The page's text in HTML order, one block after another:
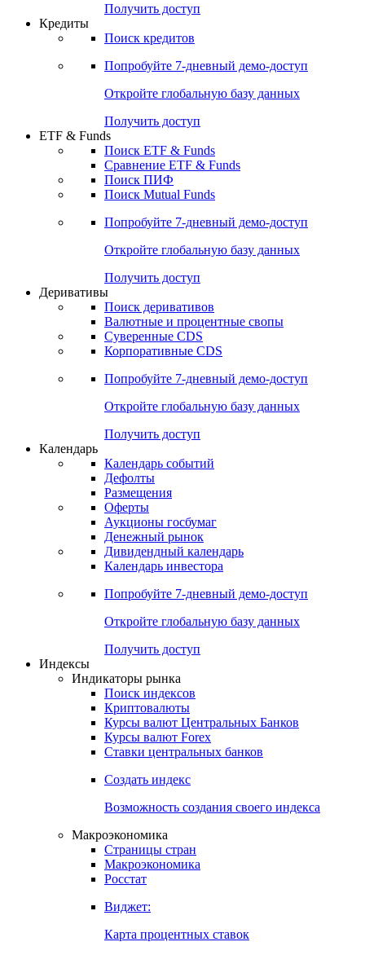
Получить доступ
Кредиты
Поиск кредитов
Попробуйте 7-дневный демо-доступ
Откройте глобальную базу данных
Получить доступ
ETF & Funds
Поиск ETF & Funds
Сравнение ETF & Funds
Поиск ПИФ
Поиск Mutual Funds
Попробуйте 7-дневный демо-доступ
Откройте глобальную базу данных
Получить доступ
Деривативы
Поиск деривативов
Валютные и процентные свопы
Суверенные CDS
Корпоративные CDS
Попробуйте 7-дневный демо-доступ
Откройте глобальную базу данных
Получить доступ
Календарь
Календарь событий
Дефолты
Размещения
Оферты
Аукционы госбумаг
Денежный рынок
Дивидендный календарь
Календарь инвестора
Попробуйте 7-дневный демо-доступ
Откройте глобальную базу данных
Получить доступ
Индексы
Индикаторы рынка
Поиск индексов
Криптовалюты
Курсы валют Центральных Банков
Курсы валют Forex
Ставки центральных банков
Создать индекс
Возможность создания своего индекса
Макроэкономика
Страницы стран
Макроэкономика
Росстат
Виджет:
Карта процентных ставок